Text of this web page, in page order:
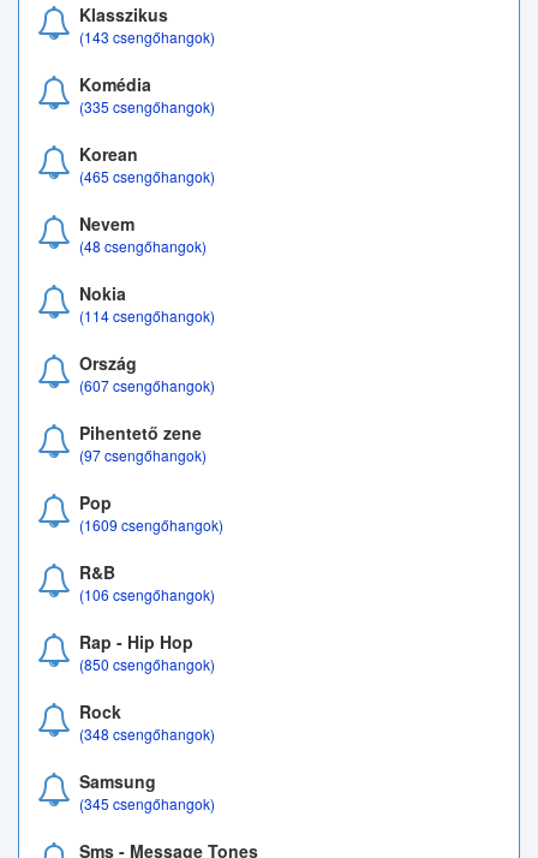
Klasszikus
(143 csengőhangok)
Komédia
(335 csengőhangok)
Korean
(465 csengőhangok)
Nevem
(48 csengőhangok)
Nokia
(114 csengőhangok)
Ország
(607 csengőhangok)
Pihentető zene
(97 csengőhangok)
Pop
(1609 csengőhangok)
R&B
(106 csengőhangok)
Rap - Hip Hop
(850 csengőhangok)
Rock
(348 csengőhangok)
Samsung
(345 csengőhangok)
Sms - Message Tones